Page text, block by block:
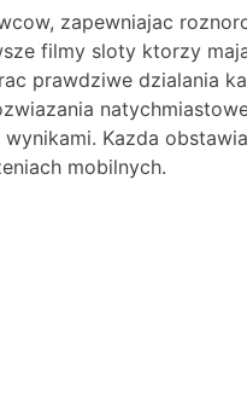
zapewniajac
filmy sloty ktorzy
prawdziwe dzialania
Kazda
mobilnych.